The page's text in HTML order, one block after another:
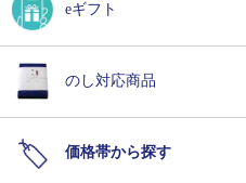
eギフト
のし対応商品
価格帯から探す